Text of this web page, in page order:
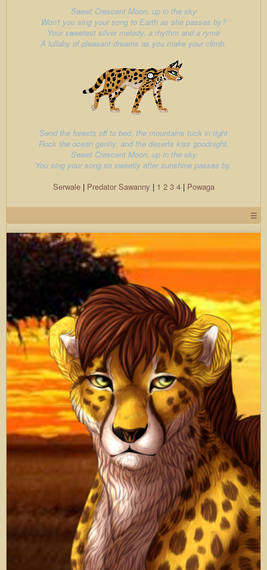
Sweet Crescent Moon, up in the sky
Won't you sing your song to Earth as she passes by?
Your sweetest silver melody, a rhythm and a ryme
A lullaby of pleasant dreams as you make your climb.
Send the forests off to bed, the mountains tuck in tight
Rock the ocean gently, and the deserts kiss goodnight.
Sweet Crescent Moon, up in the sky
You sing your song so sweetly after sunshine passes by.
Serwale| Predator Sawanny | 1 2 3 4| Powaga
☰